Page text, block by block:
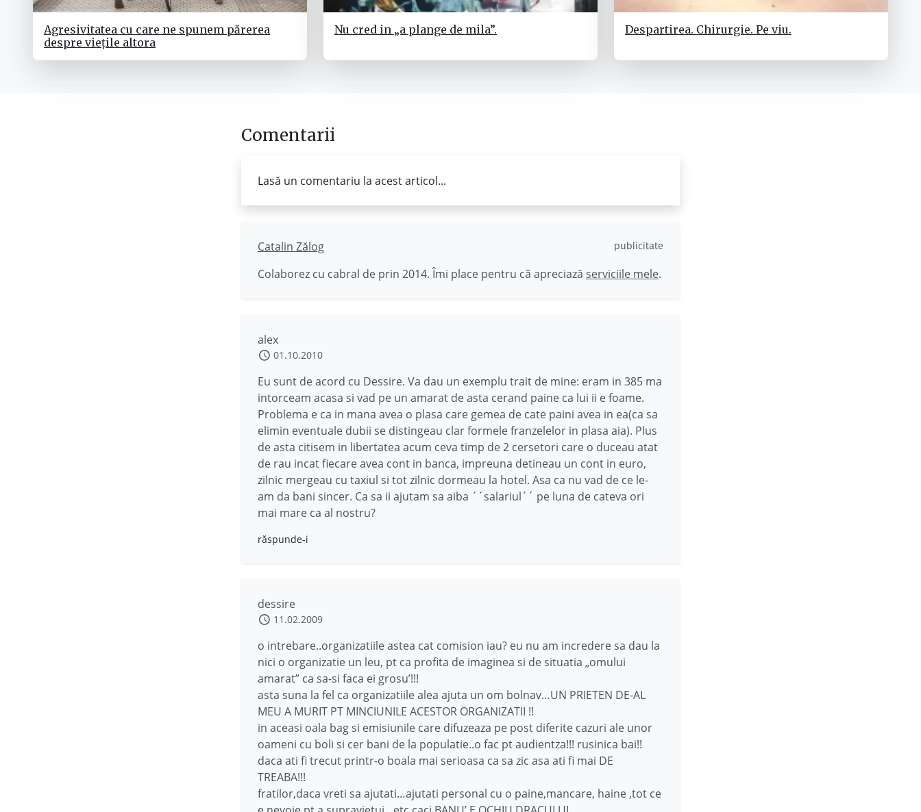
Agresivitatea cu care ne spunem părerea
despre viețile altora
Nu cred in „a plange de mila”. Despartirea. Chirurgie. Pe viu.
Comentarii
Lasă un comentariu la acest articol...
Catalin Zălog publicitate
Colaborez cu cabral de prin 2014. Îmi place pentru că apreciază serviciile mele.
alex
01.10.2010
Eu sunt de acord cu Dessire. Va dau un exemplu trait de mine: eram in 385 ma
intorceam acasa si vad pe un amarat de asta cerand paine ca lui ii e foame.
Problema e ca in mana avea o plasa care gemea de cate paini avea in ea(ca sa
elimin eventuale dubii se distingeau clar formele franzelelor in plasa aia). Plus
de asta citisem in libertatea acum ceva timp de 2 cersetori care o duceau atat
de rau incat fiecare avea cont in banca, impreuna detineau un cont in euro,
zilnic mergeau cu taxiul si tot zilnic dormeau la hotel. Asa ca nu vad de ce le-
am da bani sincer. Ca sa ii ajutam sa aiba ´´salariul´´ pe luna de cateva ori
mai mare ca al nostru?
răspunde-i
dessire
11.02.2009
o intrebare..organizatiile astea cat comision iau? eu nu am incredere sa dau la
nici o organizatie un leu, pt ca profita de imaginea si de situatia „omului
amarat” ca sa-si faca ei grosu’!!!
asta suna la fel ca organizatiile alea ajuta un om bolnav…UN PRIETEN DE-AL
MEU A MURIT PT MINCIUNILE ACESTOR ORGANIZATII !!
in aceasi oala bag si emisiunile care difuzeaza pe post diferite cazuri ale unor
oameni cu boli si cer bani de la populatie..o fac pt audientza!!! rusinica bai!!
daca ati fi trecut printr-o boala mai serioasa ca sa zic asa ati fi mai DE
TREABA!!!
fratilor,daca vreti sa ajutati…ajutati personal cu o paine,mancare, haine ,tot ce